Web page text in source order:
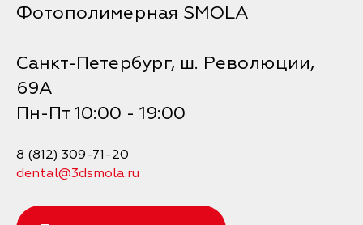
Фотополимерная SMOLA
Санкт-Петербург, ш. Революции,
69А
Пн-Пт 10:00 - 19:00
8 (812) 309-71-20
dental@3dsmola.ru